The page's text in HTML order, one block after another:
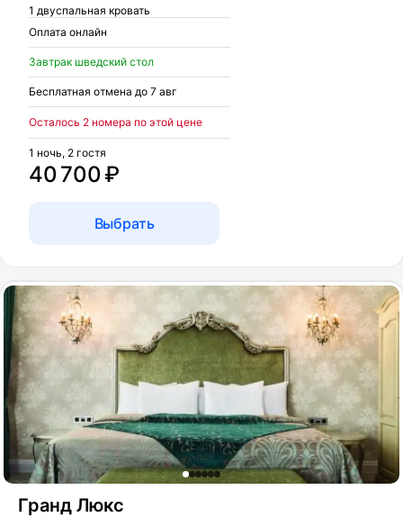
1 двуспальная кровать
Оплата онлайн
Завтрак шведский стол
Бесплатная отмена до 7 авг
Осталось 2 номера по этой цене
40 700 ₽
1 ночь, 2 гостя
Выбрать
Гранд Люкс